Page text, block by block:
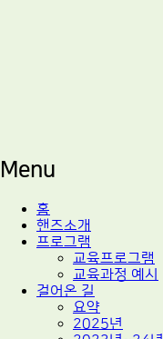
Menu
Skip
content
홈
핸즈소개
프로그램
교육프로그램
교육과정 예시
걸어온 길
요약
2025년